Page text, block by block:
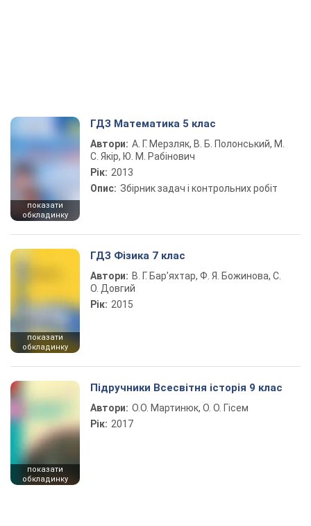
показати
обкладинку
ГДЗ Математика 5 клас
Автори: А. Г. Мерзляк, В. Б. Полонський, М.
С. Якір, Ю. М. Рабінович
Рік: 2013
Опис: Збірник задач і контрольних робіт
показати
обкладинку
ГДЗ Фізика 7 клас
Автори: В. Г. Бар’яхтар, Ф. Я. Божинова, С.
О. Довгий
Рік: 2015
показати
обкладинку
Підручники Всесвітня історія 9 клас
Автори: О.О. Мартинюк, О. О. Гісем
Рік: 2017